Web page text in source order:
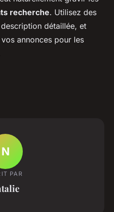
recherche. Utilisez des
détaillée, et
annonces pour les
N
PAR